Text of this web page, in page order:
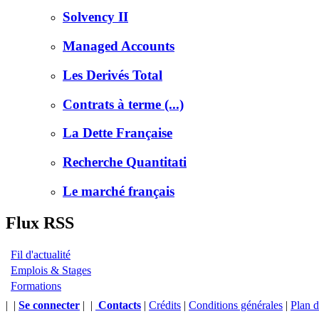
Solvency II
Managed Accounts
Les Derivés Total
Contrats à terme (...)
La Dette Française
Recherche Quantitati
Le marché français
Flux RSS
Fil d'actualité
Emplois & Stages
Formations
Se connecter Contacts Crédits Conditions générales Plan